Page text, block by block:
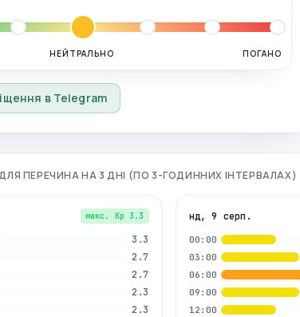
НЕЙТРАЛЬНО ПОГАНО
в Telegram
ПЕРЕЧИНАНА 3 ДНІ (ПО 3-ГОДИННИХ ІНТЕРВАЛАХ)
макс. Kp 3.3
3.3
2.7
2.7
2.3
2.3
нд, 9 серп.
00:00
03:00
06:00
09:00
12:00